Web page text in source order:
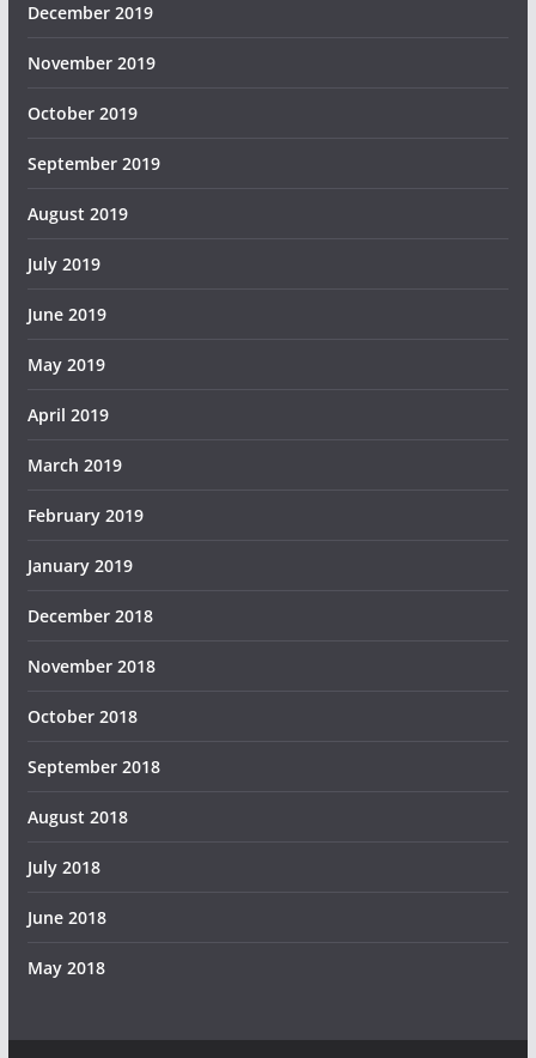
December 2019
November 2019
October 2019
September 2019
August 2019
July 2019
June 2019
May 2019
April 2019
March 2019
February 2019
January 2019
December 2018
November 2018
October 2018
September 2018
August 2018
July 2018
June 2018
May 2018